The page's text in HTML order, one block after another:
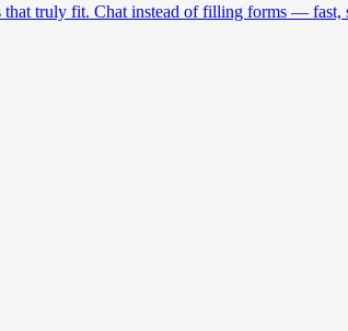
truly fit. Chat instead of filling forms — fast,